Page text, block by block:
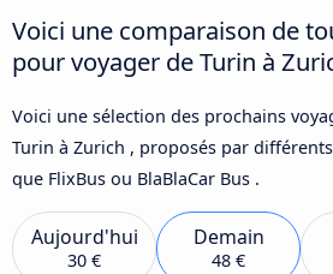
Voici une comparaison de
pour voyager de Turin à
Voici une sélection des prochains
Turin à Zurich , proposés par
que FlixBus ou BlaBlaCar Bus .
Aujourd'hui
30 €
Demain
48 €